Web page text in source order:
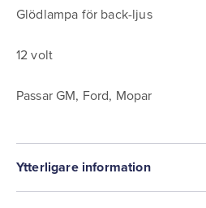
Glödlampa för back-ljus
12 volt
Passar GM, Ford, Mopar
Ytterligare information